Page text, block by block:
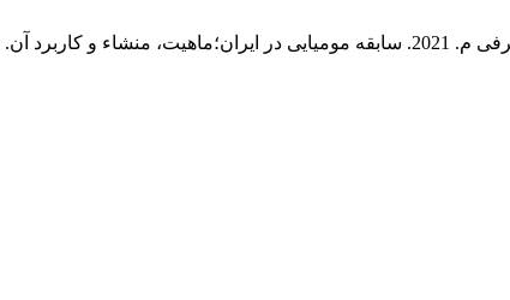
منشاء و کاربرد آن.